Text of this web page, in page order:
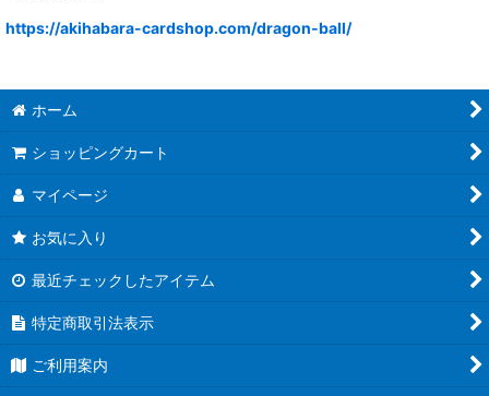
https://akihabara-cardshop.com/dragon-ball/
ホーム
ショッピングカート
マイページ
お気に入り
最近チェックしたアイテム
特定商取引法表示
ご利用案内